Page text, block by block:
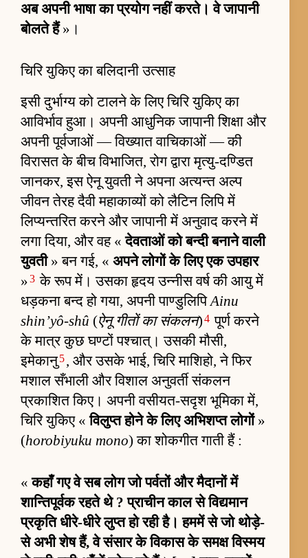
अब अपनी भाषा का प्रयोग नहीं करते। वे जापानी
बोलते हैं»।
चिरि युकिए का बलिदानी उत्साह
इसी दुर्भाग्य को टालने के लिए चिरि युकिए का
आविर्भाव हुआ। अपनी आधुनिक जापानी शिक्षा और
अपनी पूर्वजाओं — विख्यात वाचिकाओं — की
विरासत के बीच विभाजित, रोग द्वारा मृत्यु-दण्डित
जानकर, इस ऐनू युवती ने अपना अत्यन्त अल्प
जीवन तेरह दैवी महाकाव्यों को लैटिन लिपि में
लिप्यन्तरित करने और जापानी में अनुवाद करने में
लगा दिया, और वह «देवताओं को बन्दी बनाने वाली
युवती» बन गई, « अपने लोगों के लिए एक उपहार
»3 के रूप में। उसका हृदय उन्नीस वर्ष की आयु में
धड़कना बन्द हो गया, अपनी पाण्डुलिपिAinu
shin’yô-shû (ऐनू गीतों का संकलन)4 पूर्ण करने
के मात्र कुछ घण्टों पश्चात्। उसकी मौसी,
इमेकानु5, और उसके भाई, चिरि माशिहो, ने फिर
मशाल सँभाली और विशाल अनुवर्ती संकलन
प्रकाशित किए। अपनी वसीयत-सदृश भूमिका में,
चिरि युकिए «विलुप्त होने के लिए अभिशप्त लोगों»
(horobiyuku mono) का शोकगीत गाती हैं :
«कहाँ गए वे सब लोग जो पर्वतों और मैदानों में
शान्तिपूर्वक रहते थे ? प्राचीन काल से विद्यमान
प्रकृति धीरे-धीरे लुप्त हो रही है। हममें से जो थोड़े-
से अभी शेष हैं, वे संसार के विकास के समक्ष विस्मय